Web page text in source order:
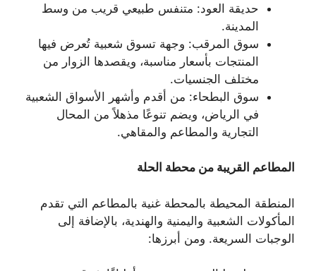
حديقة العود: متنفس طبيعي قريب من وسط
المدينة.
سوق المرقب: وجهة تسوق شعبية تُعرض فيها
المنتجات بأسعار مناسبة، ويقصدها الزوار من
مختلف الجنسيات.
سوق البطحاء: من أقدم وأشهر الأسواق الشعبية
في الرياض، ويضم تنوعًا مذهلاً من المحال
التجارية والمطاعم والمقاهي.
المطاعم القريبة من محطة الحلة
المنطقة المحيطة بالمحطة غنية بالمطاعم التي تقدم
المأكولات الشعبية واليمنية والهندية، بالإضافة إلى
الوجبات السريعة. ومن أبرزها: